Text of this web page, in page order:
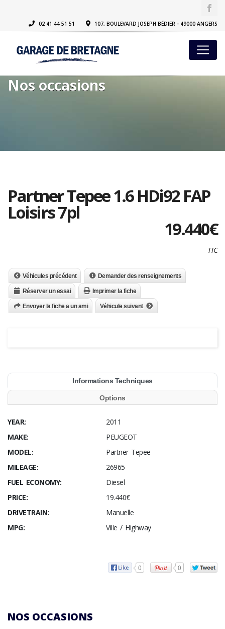
02 41 44 51 51 107, BOULEVARD JOSEPH BÉDIER - 49000 ANGERS
Nos occasions
Partner Tepee 1.6 HDi92 FAP
Loisirs 7pl
19.440€
TTC
Véhicules précédent Demander des renseignements
Réserver un essai Imprimer la fiche
Envoyer la fiche a un ami Véhicule suivant
Informations Techniques
Options
YEAR:
2011
MAKE:
PEUGEOT
MODEL:
Partner Tepee
MILEAGE:
26965
FUEL ECONOMY:
Diesel
PRICE:
19.440€
DRIVETRAIN:
Manuelle
MPG:
Ville / Highway
0 0
NOS OCCASIONS